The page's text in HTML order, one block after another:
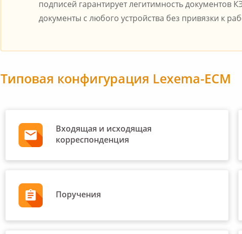
подписей гарантирует легитимность документов
документы с любого устройства без привязки к
Типовая конфигурация Lexema-ECM
Входящая и исходящая
корреспонденция
Поручения